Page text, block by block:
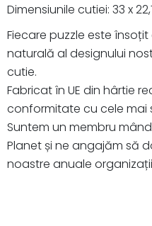
Dimensiunile cutiei: 33 x
Fiecare puzzle este
naturală al designului
cutie.
Fabricat în UE din hârtie
conformitate cu cele mai
Suntem un membru
Planet și ne angajăm să
noastre anuale